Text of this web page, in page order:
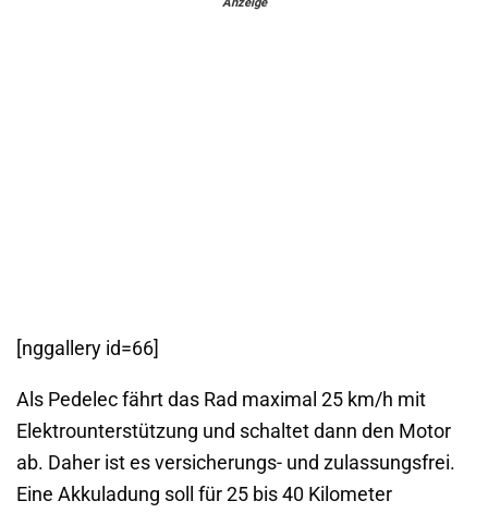
Anzeige
[nggallery id=66]
Als Pedelec fährt das Rad maximal 25 km/h mit
Elektrounterstützung und schaltet dann den Motor
ab. Daher ist es versicherungs- und zulassungsfrei.
Eine Akkuladung soll für 25 bis 40 Kilometer